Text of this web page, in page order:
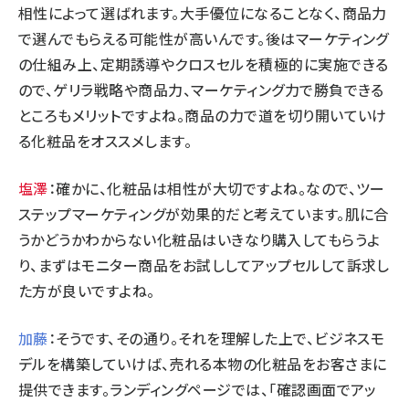
相性によって選ばれます。大手優位になることなく、商品力
で選んでもらえる可能性が高いんです。後はマーケティング
の仕組み上、定期誘導やクロスセルを積極的に実施できる
ので、ゲリラ戦略や商品力、マーケティング力で勝負できる
ところもメリットですよね。商品の力で道を切り開いていけ
る化粧品をオススメします。
塩澤：確かに、化粧品は相性が大切ですよね。なので、ツー
ステップマーケティングが効果的だと考えています。肌に合
うかどうかわからない化粧品はいきなり購入してもらうよ
り、まずはモニター商品をお試ししてアップセルして訴求し
た方が良いですよね。
加藤：そうです、その通り。それを理解した上で、ビジネスモ
デルを構築していけば、売れる本物の化粧品をお客さまに
提供できます。ランディングページでは、「確認画面でアッ